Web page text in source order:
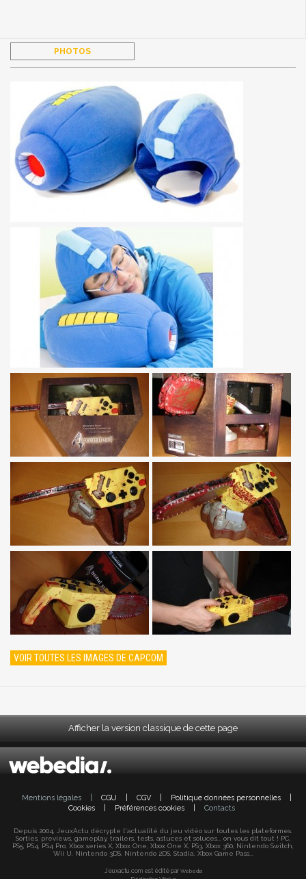
PHOTOS
VOIR TOUTES LES IMAGES DE CAPCOM
Afficher la version classique de cette page
Mentions légales CGU CGV Politique données personnelles
Cookies
Préférences cookies Contacts
Depuis 2004, JeuxActu décrypte l'actualité du jeu vidéo sur toutes les plateformes.
Sorties, previews, gameplay, trailers, tests, astuces et soluces... on vous dit tout ! PC,
PS5, PS4, PS4 Pro, Xbox series X, Xbox One, Xbox One X, PS3, Xbox 360, Nintendo Switch,
Wii U, Nintendo 3DS, Nintendo 2DS, Stadia, Xbox Game Pass...
Jeuxactu.com est édité par Webedia